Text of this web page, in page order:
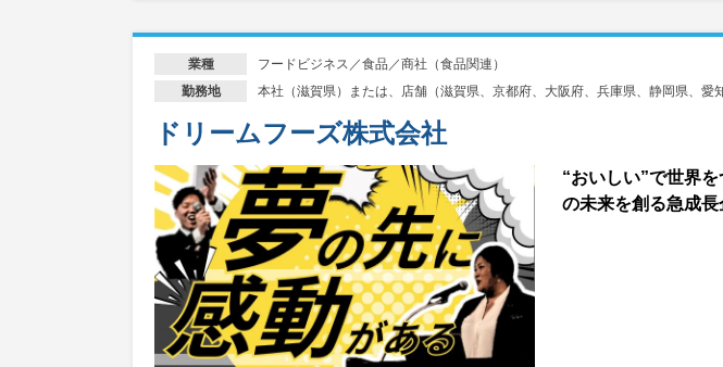
業種 フードビジネス／食品／商社（食品関連）
勤務地 本社（滋賀県）または、店舗（滋賀県、京都府、大阪府、兵庫県、静岡県、愛
ドリームフーズ株式会社
“おいしい”で世界
の未来を創る急成長